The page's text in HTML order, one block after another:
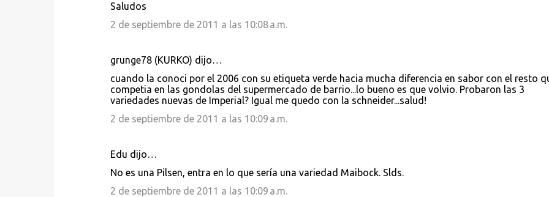
Saludos
2 de septiembre de 2011 a las 10:08 a.m.
grunge78 (KURKO) dijo…
cuando la conoci por el 2006 con su etiqueta verde hacia mucha diferencia en sabor con el resto
competia en las gondolas del supermercado de barrio...lo bueno es que volvio. Probaron las 3
variedades nuevas de Imperial? Igual me quedo con la schneider...salud!
2 de septiembre de 2011 a las 10:09 a.m.
Edu dijo…
No es una Pilsen, entra en lo que sería una variedad Maibock. Slds.
2 de septiembre de 2011 a las 10:09 a.m.